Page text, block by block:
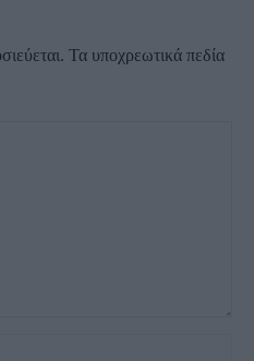
Τα υποχρεωτικά πεδία